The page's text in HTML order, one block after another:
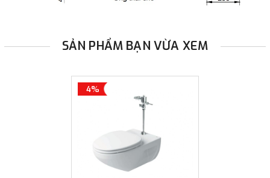
SẢN PHẨM BẠN VỪA XEM
4%